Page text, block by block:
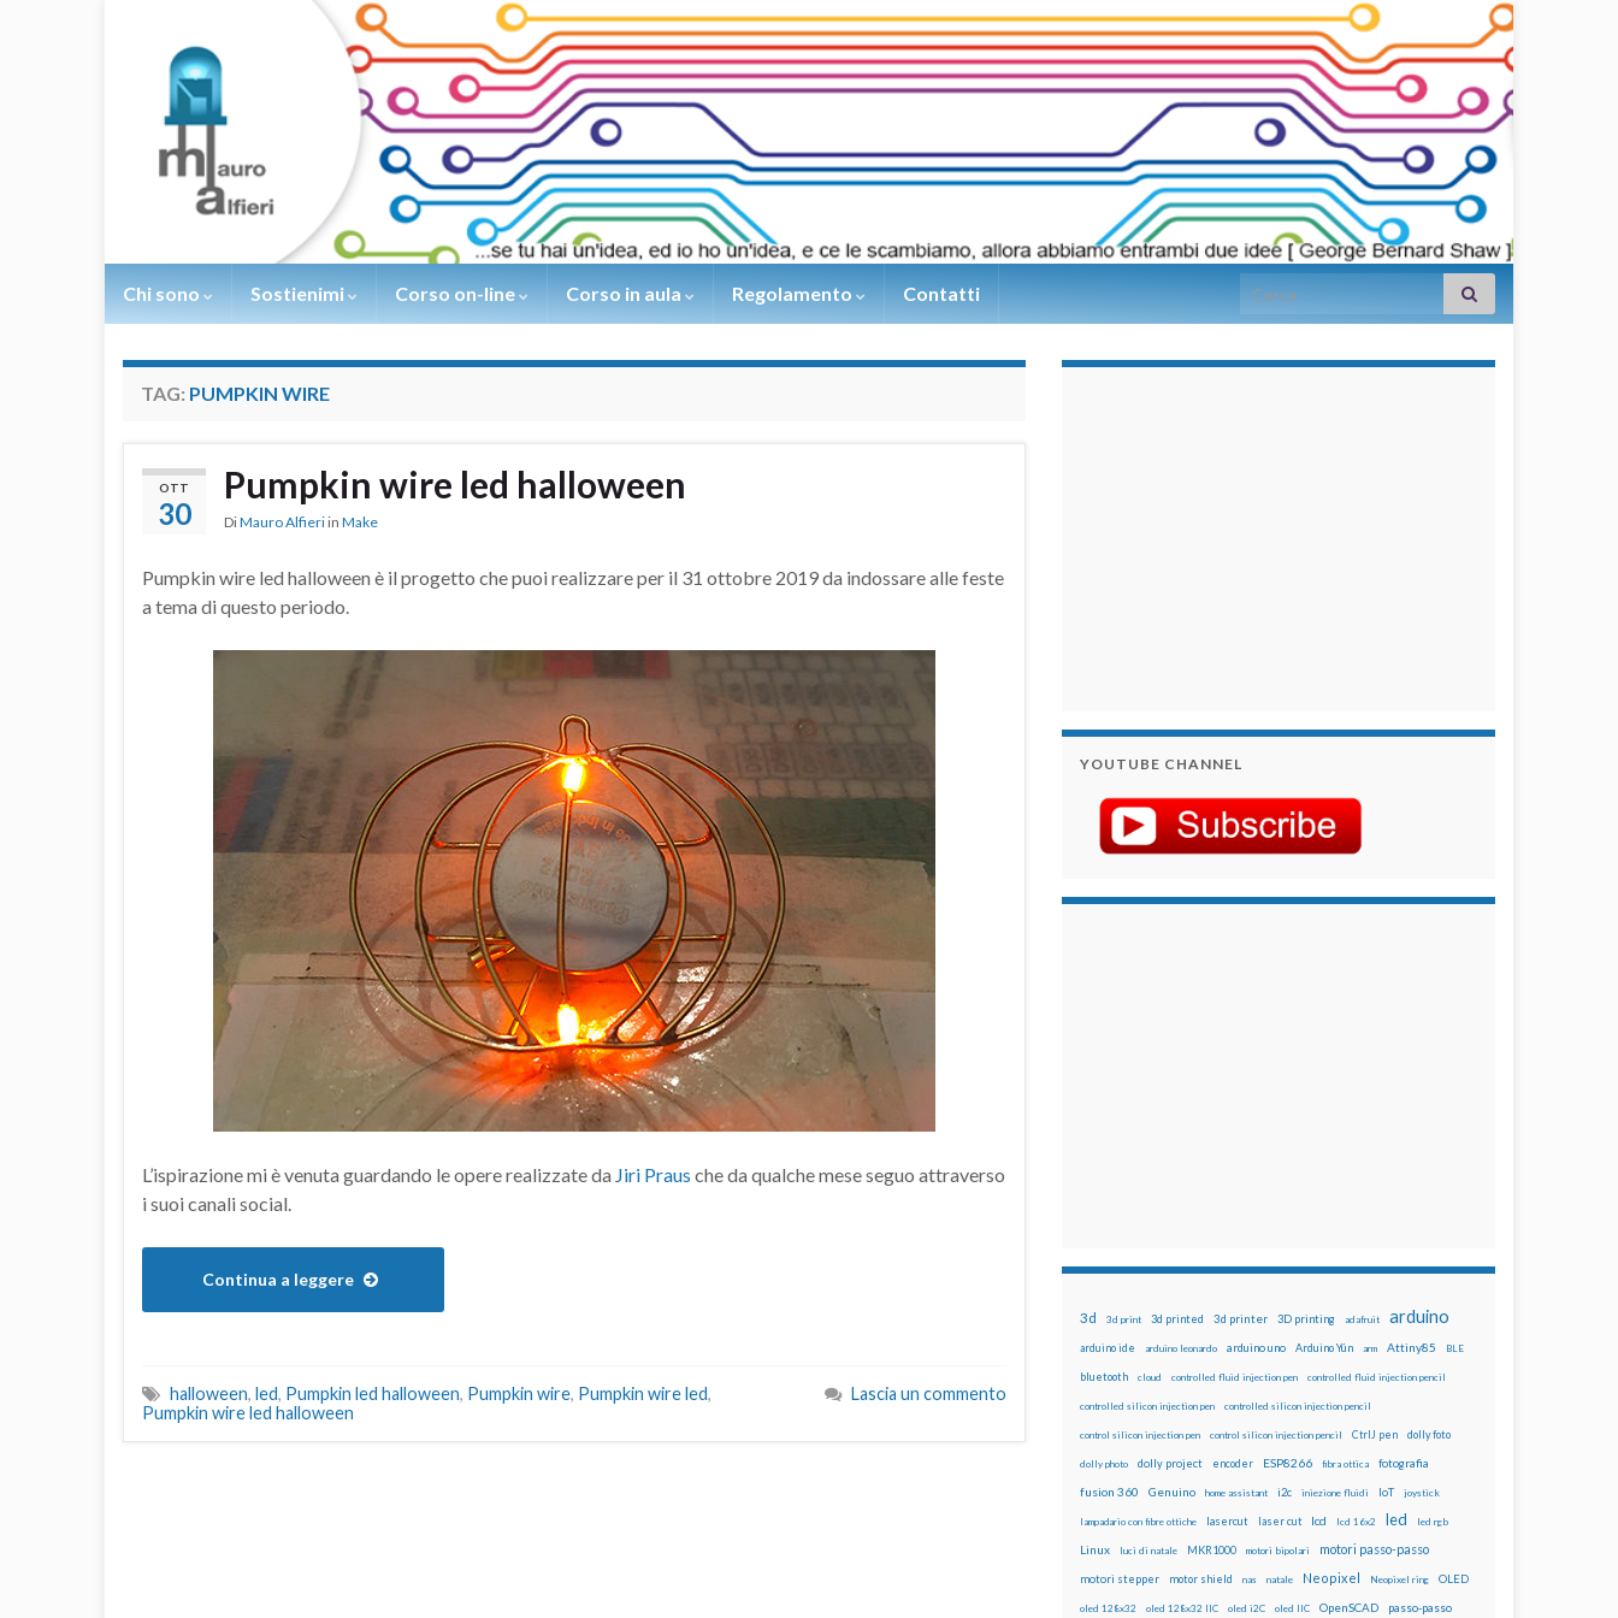
Chi sono Sostienimi Corso on-line Corso in aula Regolamento Contatti Search for:
TAG: PUMPKIN WIRE
OTT
30
Pumpkin wire led halloween
DiMauro Alfieri in Make
Pumpkin wire led halloween è il progetto che puoi realizzare per il 31 ottobre 2019 da indossare alle feste
a tema di questo periodo.
L’ispirazione mi è venuta guardando le opere realizzate da Jiri Praus che da qualche mese seguo attraverso
i suoi canali social.
Continua a leggere
halloween, led, Pumpkin led halloween, Pumpkin wire, Pumpkin wire led,
Pumpkin wire led halloween
Lascia un commento
YOUTUBE CHANNEL
3d 3d print 3d printed 3d printer 3D printing adafruit arduino
arduino ide arduino leonardo arduino uno Arduino Yún arm Attiny85 BLE
bluetooth cloud controlled fluid injection pen controlled fluid injection pencil
controlled silicon injection pen controlled silicon injection pencil
control silicon injection pen control silicon injection pencil CtrlJ pen dolly foto
dolly photo dolly project encoder ESP8266 fibra ottica fotografia
fusion 360 Genuino home assistant i2c iniezione fluidi IoT joystick
lampadario con fibre ottiche lasercut laser cut lcd lcd 16x2 led led rgb
Linux luci di natale MKR1000 motori bipolari motori passo-passo
motori stepper motor shield nas natale Neopixel Neopixel ring OLED
oled 128x32 oled 128x32 IIC oled i2C oled IIC OpenSCAD passo-passo